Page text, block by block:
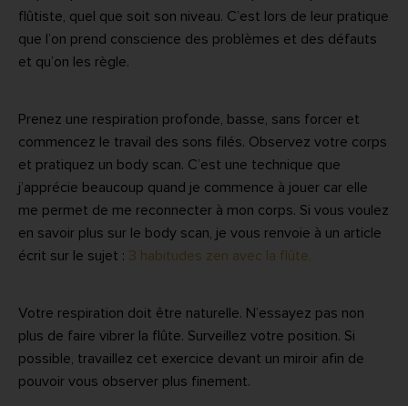
flûtiste, quel que soit son niveau. C’est lors de leur pratique
que l’on prend conscience des problèmes et des défauts
et qu’on les règle.
Prenez une respiration profonde, basse, sans forcer et
commencez le travail des sons filés. Observez votre corps
et pratiquez un body scan. C’est une technique que
j’apprécie beaucoup quand je commence à jouer car elle
me permet de me reconnecter à mon corps. Si vous voulez
en savoir plus sur le body scan, je vous renvoie à un article
écrit sur le sujet : 3 habitudes zen avec la flûte.
Votre respiration doit être naturelle. N’essayez pas non
plus de faire vibrer la flûte. Surveillez votre position. Si
possible, travaillez cet exercice devant un miroir afin de
pouvoir vous observer plus finement.